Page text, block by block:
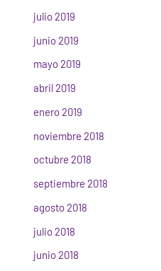
julio 2019
junio 2019
mayo 2019
abril 2019
enero 2019
noviembre 2018
octubre 2018
septiembre 2018
agosto 2018
julio 2018
junio 2018